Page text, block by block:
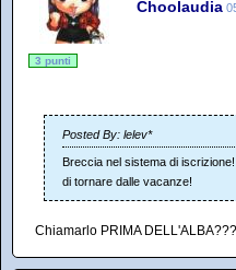
Choolaudia
3 punti
Posted By: lelev*
Breccia nel sistema di
di tornare dalle vacanze!
Chiamarlo PRIMA DELL'ALBA???